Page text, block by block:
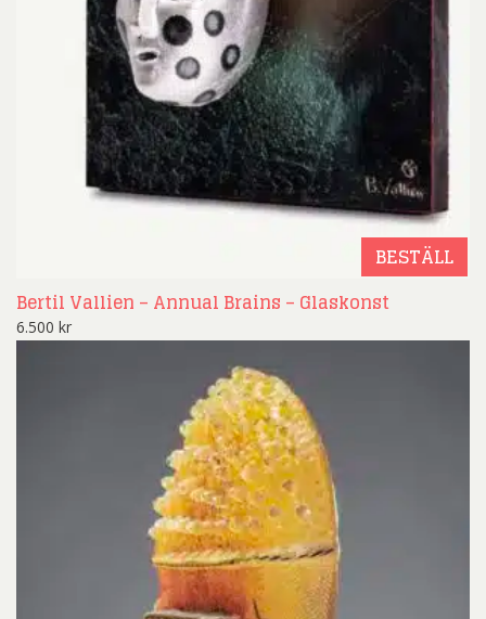
BESTÄLL
Bertil Vallien – Annual Brains – Glaskonst
6.500 kr